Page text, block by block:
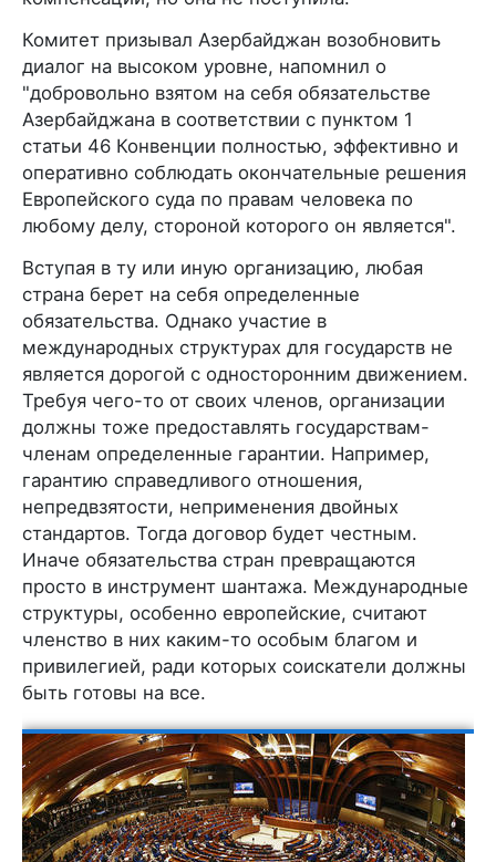
Комитет призывал Азербайджан возобновить
диалог на высоком уровне, напомнил о
"добровольно взятом на себя обязательстве
Азербайджана в соответствии с пунктом 1
статьи 46 Конвенции полностью, эффективно и
оперативно соблюдать окончательные решения
Европейского суда по правам человека по
любому делу, стороной которого он является".
Вступая в ту или иную организацию, любая
страна берет на себя определенные
обязательства. Однако участие в
международных структурах для государств не
является дорогой с односторонним движением.
Требуя чего-то от своих членов, организации
должны тоже предоставлять государствам-
членам определенные гарантии. Например,
гарантию справедливого отношения,
непредвзятости, неприменения двойных
стандартов. Тогда договор будет честным.
Иначе обязательства стран превращаются
просто в инструмент шантажа. Международные
структуры, особенно европейские, считают
членство в них каким-то особым благом и
привилегией, ради которых соискатели должны
быть готовы на все.